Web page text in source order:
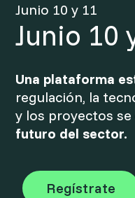
Junio 10 y 11
Junio 10
Una plataforma
regulación, la
y los proyectos
futuro del sector.
Regístrate